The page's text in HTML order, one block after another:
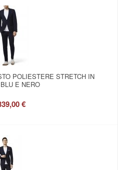
POLIESTERE STRETCH IN
E NERO
€